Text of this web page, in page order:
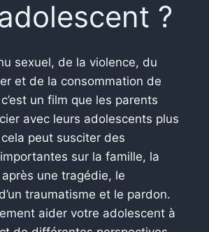
?
sexuel, de la violence, du
et de la consommation de
un film que les parents
avec leurs adolescents plus
peut susciter des
sur la famille, la
une tragédie, le
traumatisme et le pardon.
aider votre adolescent à